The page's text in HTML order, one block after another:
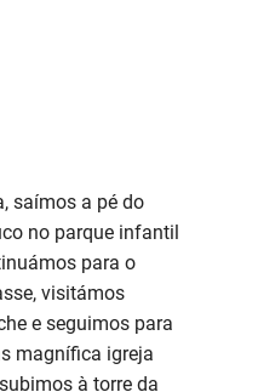
saímos a pé do
no parque infantil
para o
visitámos
e seguimos para
magnífica igreja
à torre da